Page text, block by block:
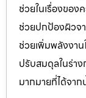
ช่วยในเรื่องของ
ช่วยปกป้องผิวจ
ช่วยเพิ่มพลังงาน
ปรับสมดุลในร่า
มากมายที่ได้จาก